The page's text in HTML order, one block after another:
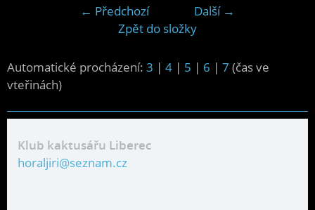
← Předchozí
Další →
Zpět do složky
Automatické procházení: 3 | 4 | 5 | 6 | 7 (čas ve
vteřinách)
Klub kaktusářu Liberec
horaljiri@seznam.cz